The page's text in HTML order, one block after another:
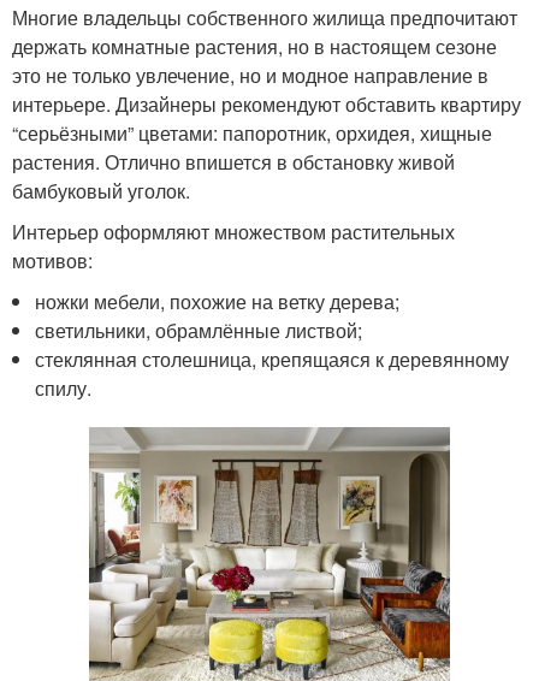
Многие владельцы собственного жилища предпочитают
держать комнатные растения, но в настоящем сезоне
это не только увлечение, но и модное направление в
интерьере. Дизайнеры рекомендуют обставить квартиру
“серьёзными” цветами: папоротник, орхидея, хищные
растения. Отлично впишется в обстановку живой
бамбуковый уголок.
Интерьер оформляют множеством растительных
мотивов:
ножки мебели, похожие на ветку дерева;
светильники, обрамлённые листвой;
стеклянная столешница, крепящаяся к деревянному
спилу.